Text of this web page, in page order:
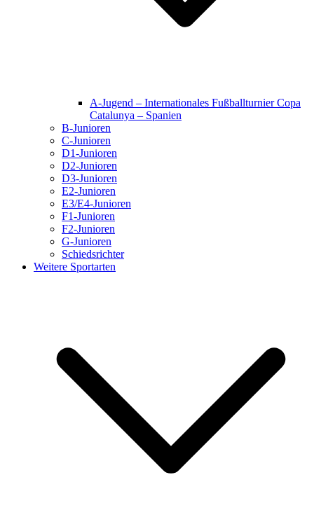
A-Jugend – Internationales Fußballturnier Copa
Catalunya – Spanien
B-Junioren
C-Junioren
D1-Junioren
D2-Junioren
D3-Junioren
E2-Junioren
E3/E4-Junioren
F1-Junioren
F2-Junioren
G-Junioren
Schiedsrichter
Weitere Sportarten